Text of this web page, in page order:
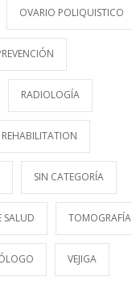
OVARIO POLIQUISTICO
RADIOLOGÍA
REHABILITATION
SIN CATEGORÍA
SALUD TOMOGRAFÍA
VEJIGA